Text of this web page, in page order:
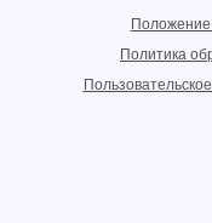
Политика